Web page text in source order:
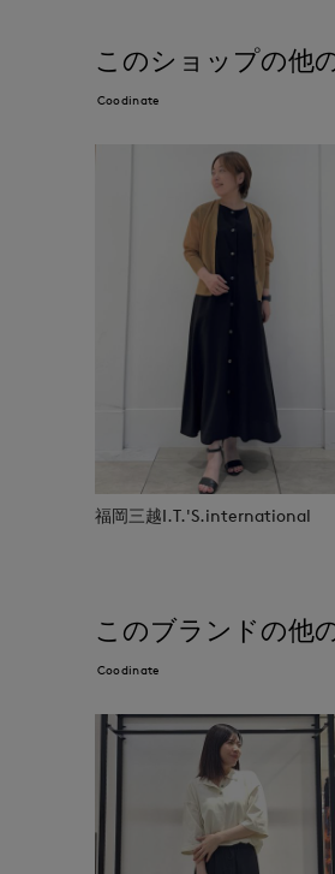
このショップの他
Coodinate
福岡三越I.T.'S.international
このブランドの他
Coodinate